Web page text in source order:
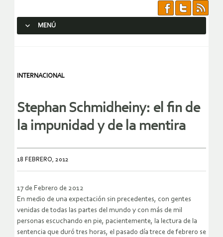
MENÚ
INTERNACIONAL
Stephan Schmidheiny: el fin de
la impunidad y de la mentira
18 FEBRERO, 2012
17 de Febrero de 2012
En medio de una expectación sin precedentes, con gentes
venidas de todas las partes del mundo y con más de mil
personas escuchando en pie, pacientemente, la lectura de la
sentencia que duró tres horas, el pasado día trece de febrero se